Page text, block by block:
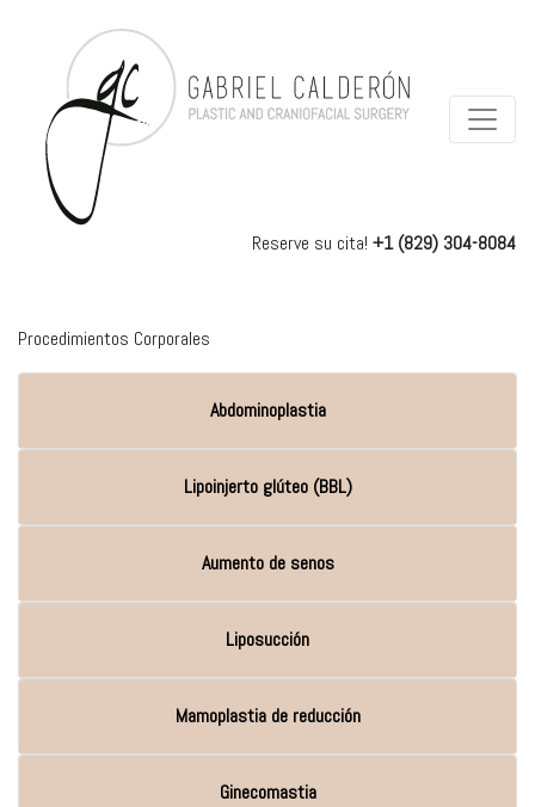
Reserve su cita! +1 (829) 304-8084
Procedimientos Corporales
Abdominoplastia
Lipoinjerto glúteo (BBL)
Aumento de senos
Liposucción
Mamoplastia de reducción
Ginecomastia